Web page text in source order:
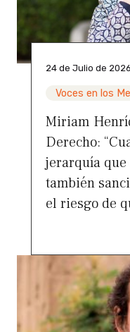
24 de Julio de 2026
Voces en los
Miriam
Derecho:
jerarquía que
también
el riesgo de